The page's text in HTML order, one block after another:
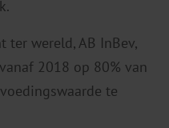
ter wereld, AB InBev,
2018 op 80% van
te